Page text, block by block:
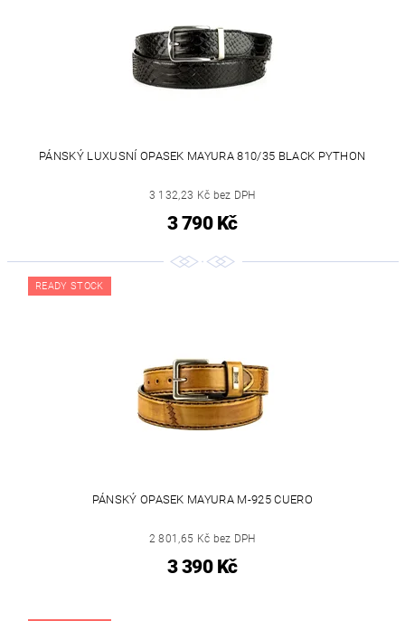
PÁNSKÝ LUXUSNÍ OPASEK MAYURA 810/35 BLACK PYTHON
3 132,23 Kč bez DPH
3 790 Kč
READY STOCK
PÁNSKÝ OPASEK MAYURA M-925 CUERO
2 801,65 Kč bez DPH
3 390 Kč